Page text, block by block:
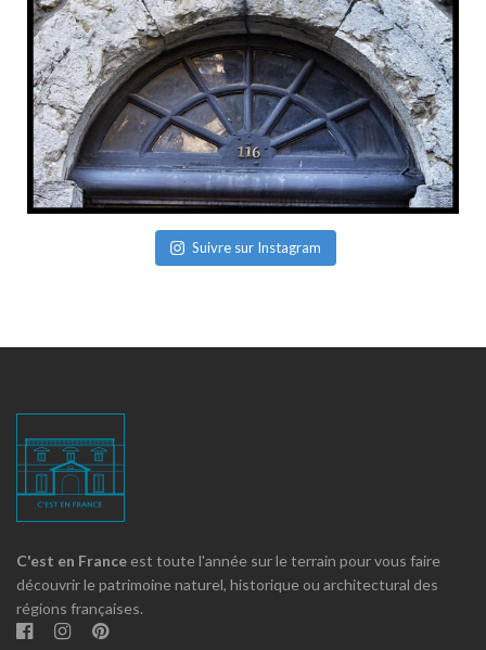
Suivre sur Instagram
C'est en France est toute l'année sur le terrain pour vous faire
découvrir le patrimoine naturel, historique ou architectural des
régions françaises.